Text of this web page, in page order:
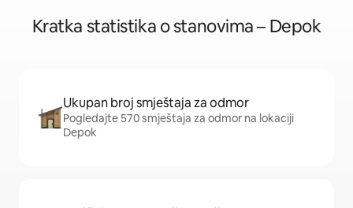
Kratka statistika o stanovima – Depok
Ukupan broj smještaja za odmor
Pogledajte 570 smještaja za odmor na lokaciji
Depok